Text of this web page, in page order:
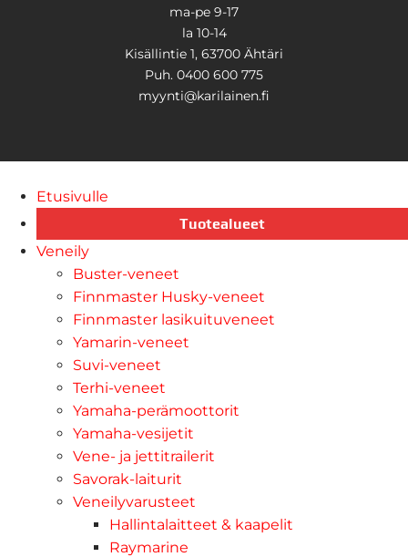
ma-pe 9-17
la 10-14
Kisällintie 1, 63700 Ähtäri
Puh. 0400 600 775
myynti@karilainen.fi
Etusivulle
Tuotealueet
Veneily
Buster-veneet
Finnmaster Husky-veneet
Finnmaster lasikuituveneet
Yamarin-veneet
Suvi-veneet
Terhi-veneet
Yamaha-perämoottorit
Yamaha-vesijetit
Vene- ja jettitrailerit
Savorak-laiturit
Veneilyvarusteet
Hallintalaitteet & kaapelit
Raymarine